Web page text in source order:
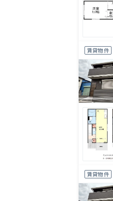
賃貸物件
賃貸物件